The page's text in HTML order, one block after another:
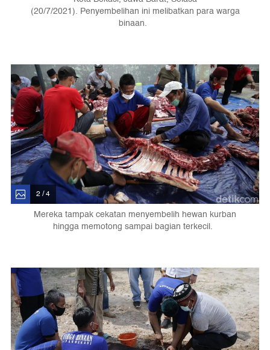
(20/7/2021). Penyembelihan ini melibatkan para warga
binaan.
2 / 4
Mereka tampak cekatan menyembelih hewan kurban
hingga memotong sampai bagian terkecil.